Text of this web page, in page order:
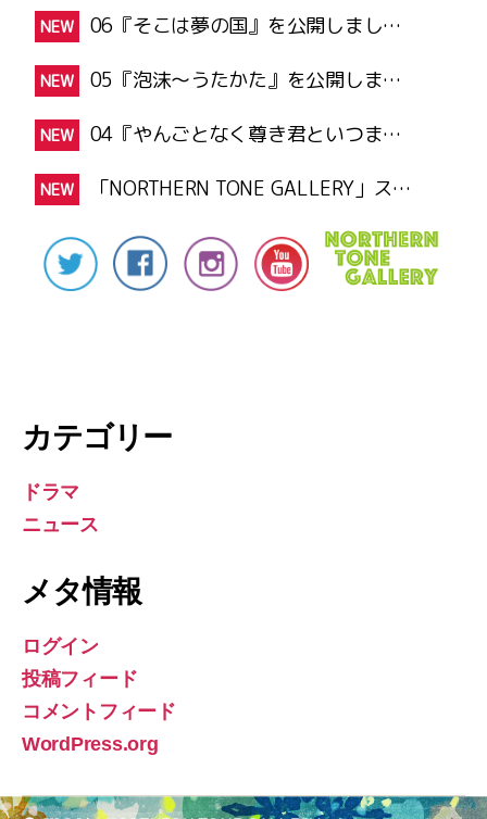
NEW 06『そこは夢の国』を公開しました！
NEW 05『泡沫〜うたかた』を公開しました！
NEW 04『やんごとなく尊き君といつまでも』を公
NEW 「NORTHERN TONE GALLERY」スタート
カテゴリー
ドラマ
ニュース
メタ情報
ログイン
投稿フィード
コメントフィード
WordPress.org